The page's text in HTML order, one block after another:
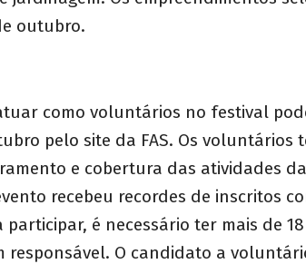
outubro.
como voluntários no festival
pelo site da FAS. Os
e cobertura das atividades
recebeu recordes de inscritos
participar, é necessário ter mais de
responsável. O candidato a